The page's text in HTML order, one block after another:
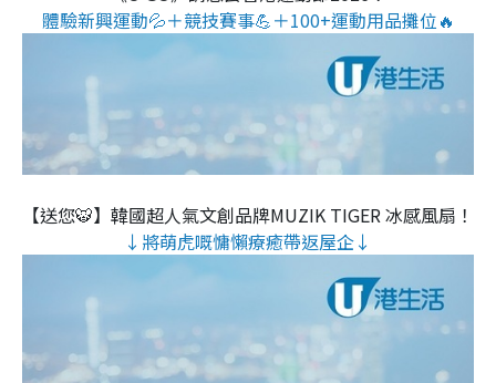
體驗新興運動💦＋競技賽事💪＋100+運動用品攤位🔥
【送您🐯】韓國超人氣文創品牌MUZIK TIGER 冰感風扇！
↓將萌虎嘅慵懶療癒帶返屋企↓